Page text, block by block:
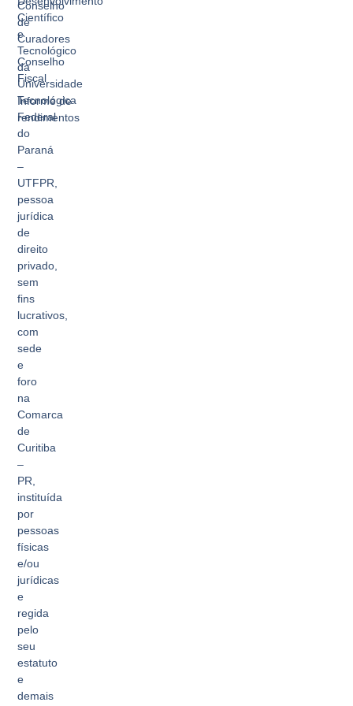
Científico
e
Tecnológico
da
Universidade
Tecnológica
Federal
do
Paraná
–
UTFPR,
pessoa
jurídica
de
direito
privado,
sem
fins
lucrativos,
com
sede
e
foro
na
Comarca
de
Curitiba
–
PR,
instituída
por
pessoas
físicas
e/ou
jurídicas
e
regida
pelo
seu
estatuto
e
demais
Conselho
de
Curadores
Conselho
Fiscal
Informe de
rendimentos